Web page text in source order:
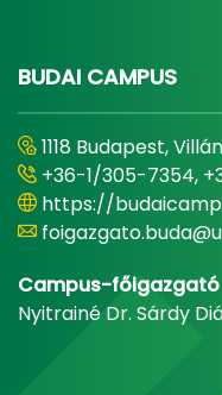
BUDAI CAMPUS
1118 Budapest,
+36-1/305-7354,
https://
Campus-főigazgató
Nyitrainé Dr. Sárdy